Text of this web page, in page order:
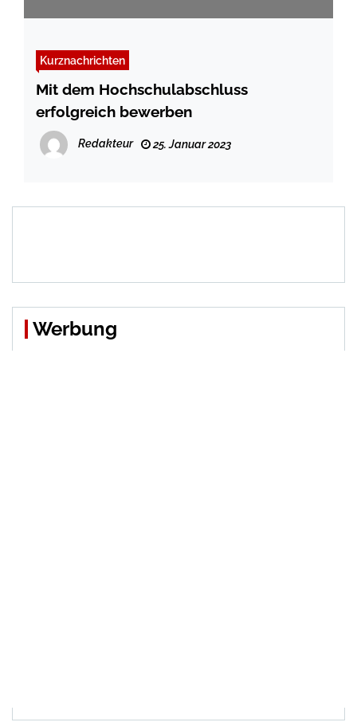
Kurznachrichten
Mit dem Hochschulabschluss
erfolgreich bewerben
Redakteur 25. Januar 2023
Werbung